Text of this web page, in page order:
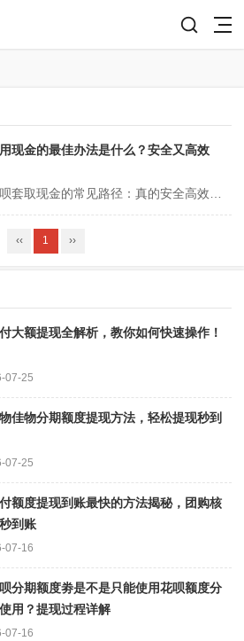
现金的最佳办法是什么？安全又高效
‹‹ 1 ››
大额提现全解析，教你如何快速操作！
07-25
佳物分期额度提现方法，轻松提现秒到
07-25
额度提现到账最快的方法揭秘，团购核
到账
07-16
分期额度劵是不是只能使用花呗额度分
用？提现过程详解
07-16